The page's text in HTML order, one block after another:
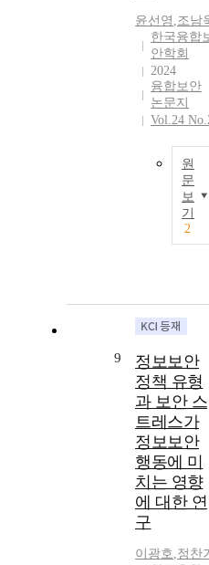
윤선영 ,조남
한국융합
안학회
2024
융합보안
논문지
Vol.24
원
문
보
기
2
9
정보보안
정책 유형
과 보안 스
트레스가
정보보안
행동에 미
치는 영향
에 대한 연
구
이광호,정찬